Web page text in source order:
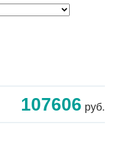
107606 руб.